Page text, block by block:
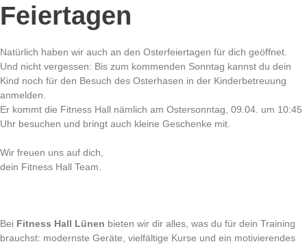
Feiertagen
Natürlich haben wir auch an den Osterfeiertagen für dich geöffnet.
Und nicht vergessen: Bis zum kommenden Sonntag kannst du dein
Kind noch für den Besuch des Osterhasen in der Kinderbetreuung
anmelden.
Er kommt die Fitness Hall nämlich am Ostersonntag, 09.04. um 10:45
Uhr besuchen und bringt auch kleine Geschenke mit.
Wir freuen uns auf dich,
dein Fitness Hall Team.
Bei Fitness Hall Lünen bieten wir dir alles, was du für dein Training
brauchst: modernste Geräte, vielfältige Kurse und ein motivierendes